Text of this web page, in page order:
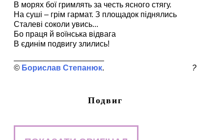
В морях бої гримлять за честь ясного стягу.
На суші – грім гармат. З площадок піднялись
Сталеві соколи увись...
Бо праця й воїнська відвага
В єдинім подвигу злились!
Борислав Степанюк ?
Подвиг